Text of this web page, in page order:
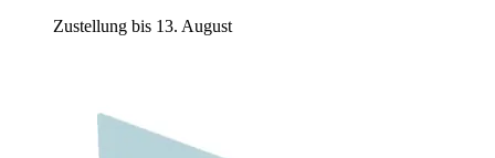
Zustellung bis 13. August